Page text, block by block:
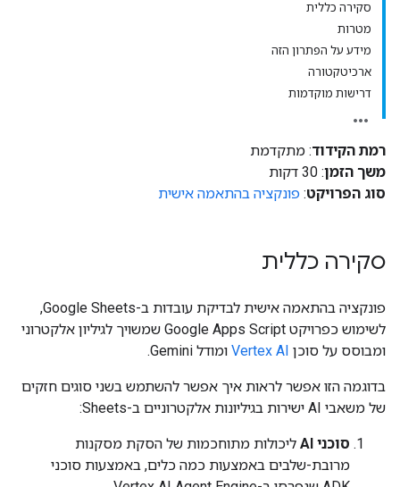
סקירה כללית
מטרות
מידע על הפתרון הזה
ארכיטקטורה
דרישות מוקדמות
רמת הקידוד: מתקדמת
משך הזמן: 30 דקות
סוג הפרויקט: פונקציה בהתאמה אישית
סקירה כללית
פונקציה בהתאמה אישית לבדיקת עובדות ב-Google Sheets,
לשימוש כפרויקט Google Apps Script שמשויך לגיליון אלקטרוני
ומבוסס על סוכן Vertex AI ומודל Gemini.
בדוגמה הזו אפשר לראות איך אפשר להשתמש בשני סוגים חזקים
של משאבי AI ישירות בגיליונות אלקטרוניים ב-Sheets:
סוכני AI
ליכולות מתוחכמות של הסקת מסקנות
מרובת-שלבים באמצעות כמה כלים, באמצעות סוכני